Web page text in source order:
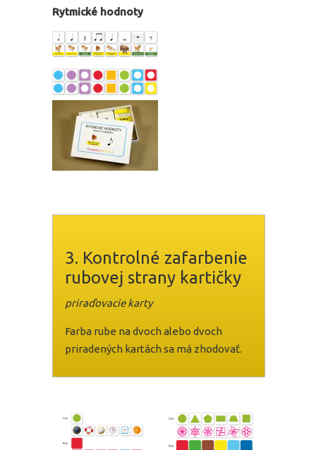
Rytmické hodnoty
3. Kontrolné zafarbenie
rubovej strany kartičky
priraďovacie karty
Farba rube na dvoch alebo dvoch
priradených kartách sa má zhodovať.